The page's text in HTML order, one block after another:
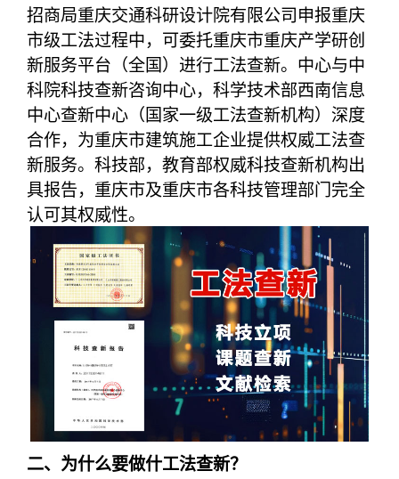
招商局重庆交通科研设计院有限公司申报重庆
市级工法过程中，可委托重庆市重庆产学研创
新服务平台（全国）进行工法查新。中心与中
科院科技查新咨询中心，科学技术部西南信息
中心查新中心（国家一级工法查新机构）深度
合作，为重庆市建筑施工企业提供权威工法查
新服务。科技部，教育部权威科技查新机构出
具报告，重庆市及重庆市各科技管理部门完全
认可其权威性。
二、为什么要做什工法查新？